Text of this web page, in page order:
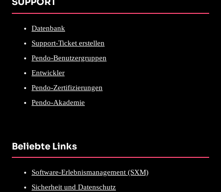
Datenbank
Support-Ticket erstellen
Pendo-Benutzergruppen
Entwickler
Pendo-Zertifizierungen
Pendo-Akademie
Beliebte Links
Software-Erlebnismanagement (SXM)
Sicherheit und Datenschutz